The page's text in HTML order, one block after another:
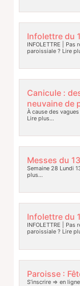
Infolettre du
INFOLETTRE | Pas
paroissiale ? Lire
Canicule :
neuvaine de
À cause des
Lire plus…
Messes du
Semaine 28 Lundi
plus…
Infolettre du
INFOLETTRE | Pas
paroissiale ? Lire
Paroisse :
S’inscrire => en